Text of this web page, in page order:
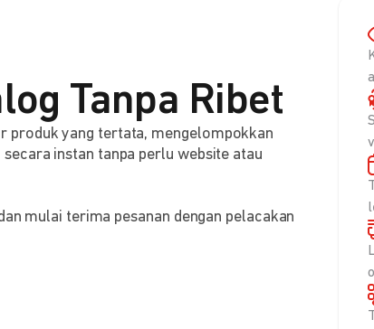
Tanpa Ribet
produk yang tertata, mengelompokkan
instan tanpa perlu website atau
mulai terima pesanan dengan pelacakan